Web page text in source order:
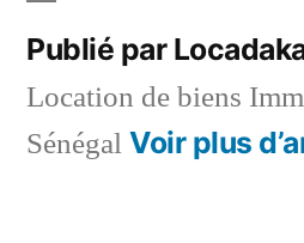
Publié par
Location de biens
Sénégal Voir plus